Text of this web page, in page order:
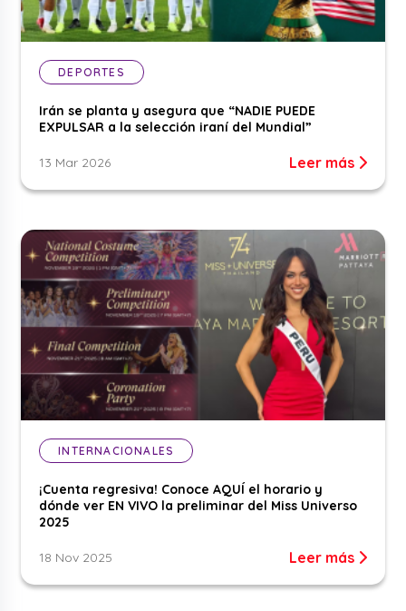
DEPORTES
Irán se planta y asegura que “NADIE PUEDE
EXPULSAR a la selección iraní del Mundial”
13 Mar 2026 Leer más
INTERNACIONALES
¡Cuenta regresiva! Conoce AQUÍ el horario y
dónde ver EN VIVO la preliminar del Miss Universo
2025
18 Nov 2025 Leer más